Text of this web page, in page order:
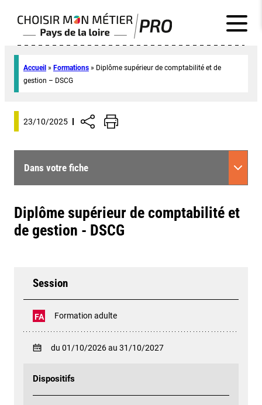
Accueil » Formations » Diplôme supérieur de comptabilité et de
gestion – DSCG
23/10/2025
Dans votre fiche
Diplôme supérieur de comptabilité et
de gestion - DSCG
Session
FA Formation adulte
du 01/10/2026 au 31/10/2027
Dispositifs